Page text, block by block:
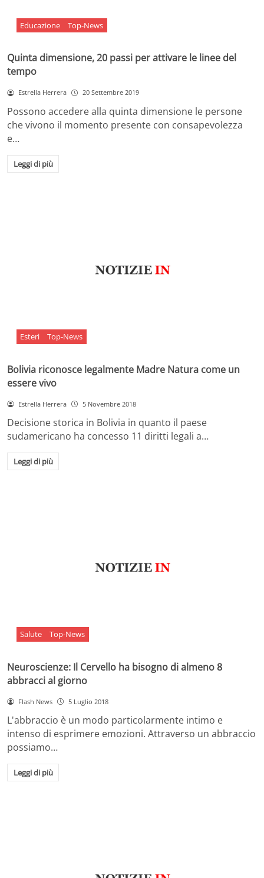
Educazione Top-News
Quinta dimensione, 20 passi per attivare le linee del
tempo
Estrella Herrera 20 Settembre 2019
Possono accedere alla quinta dimensione le persone
che vivono il momento presente con consapevolezza
e…
Leggi di più
Esteri Top-News
Bolivia riconosce legalmente Madre Natura come un
essere vivo
Estrella Herrera 5 Novembre 2018
Decisione storica in Bolivia in quanto il paese
sudamericano ha concesso 11 diritti legali a…
Leggi di più
Salute Top-News
Neuroscienze: Il Cervello ha bisogno di almeno 8
abbracci al giorno
Flash News 5 Luglio 2018
L'abbraccio è un modo particolarmente intimo e
intenso di esprimere emozioni. Attraverso un abbraccio
possiamo…
Leggi di più